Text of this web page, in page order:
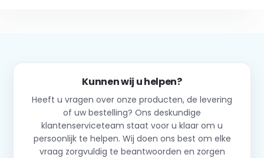
Kunnen wij u helpen?
Heeft u vragen over onze producten, de levering
of uw bestelling? Ons deskundige
klantenserviceteam staat voor u klaar om u
persoonlijk te helpen. Wij doen ons best om elke
vraag zorgvuldig te beantwoorden en zorgen